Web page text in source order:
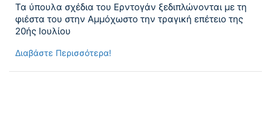
Τα ύπουλα σχέδια του Ερντογάν ξεδιπλώνονται με τη
φιέστα του στην Αμμόχωστο την τραγική επέτειο της
20ής Ιουλίου
Διαβάστε Περισσότερα!